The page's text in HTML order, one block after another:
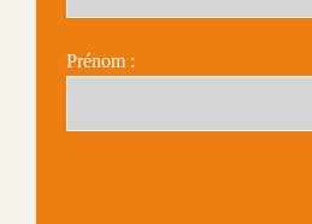
Prénom :